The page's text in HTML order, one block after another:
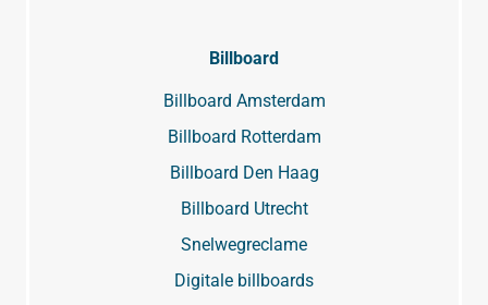
Billboard
Billboard Amsterdam
Billboard Rotterdam
Billboard Den Haag
Billboard Utrecht
Snelwegreclame
Digitale billboards